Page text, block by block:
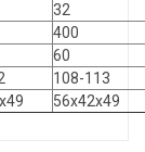
32
400
60
108-113
56x42x49